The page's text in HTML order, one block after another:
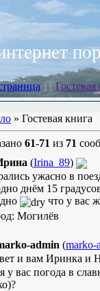
] [
» Гостевая книга
61-71 из 71
(Irina_89)
ужасно в
днём 15
что у вас
Могилёв
admin (marko-
и вам Иринка и
у вас погода в